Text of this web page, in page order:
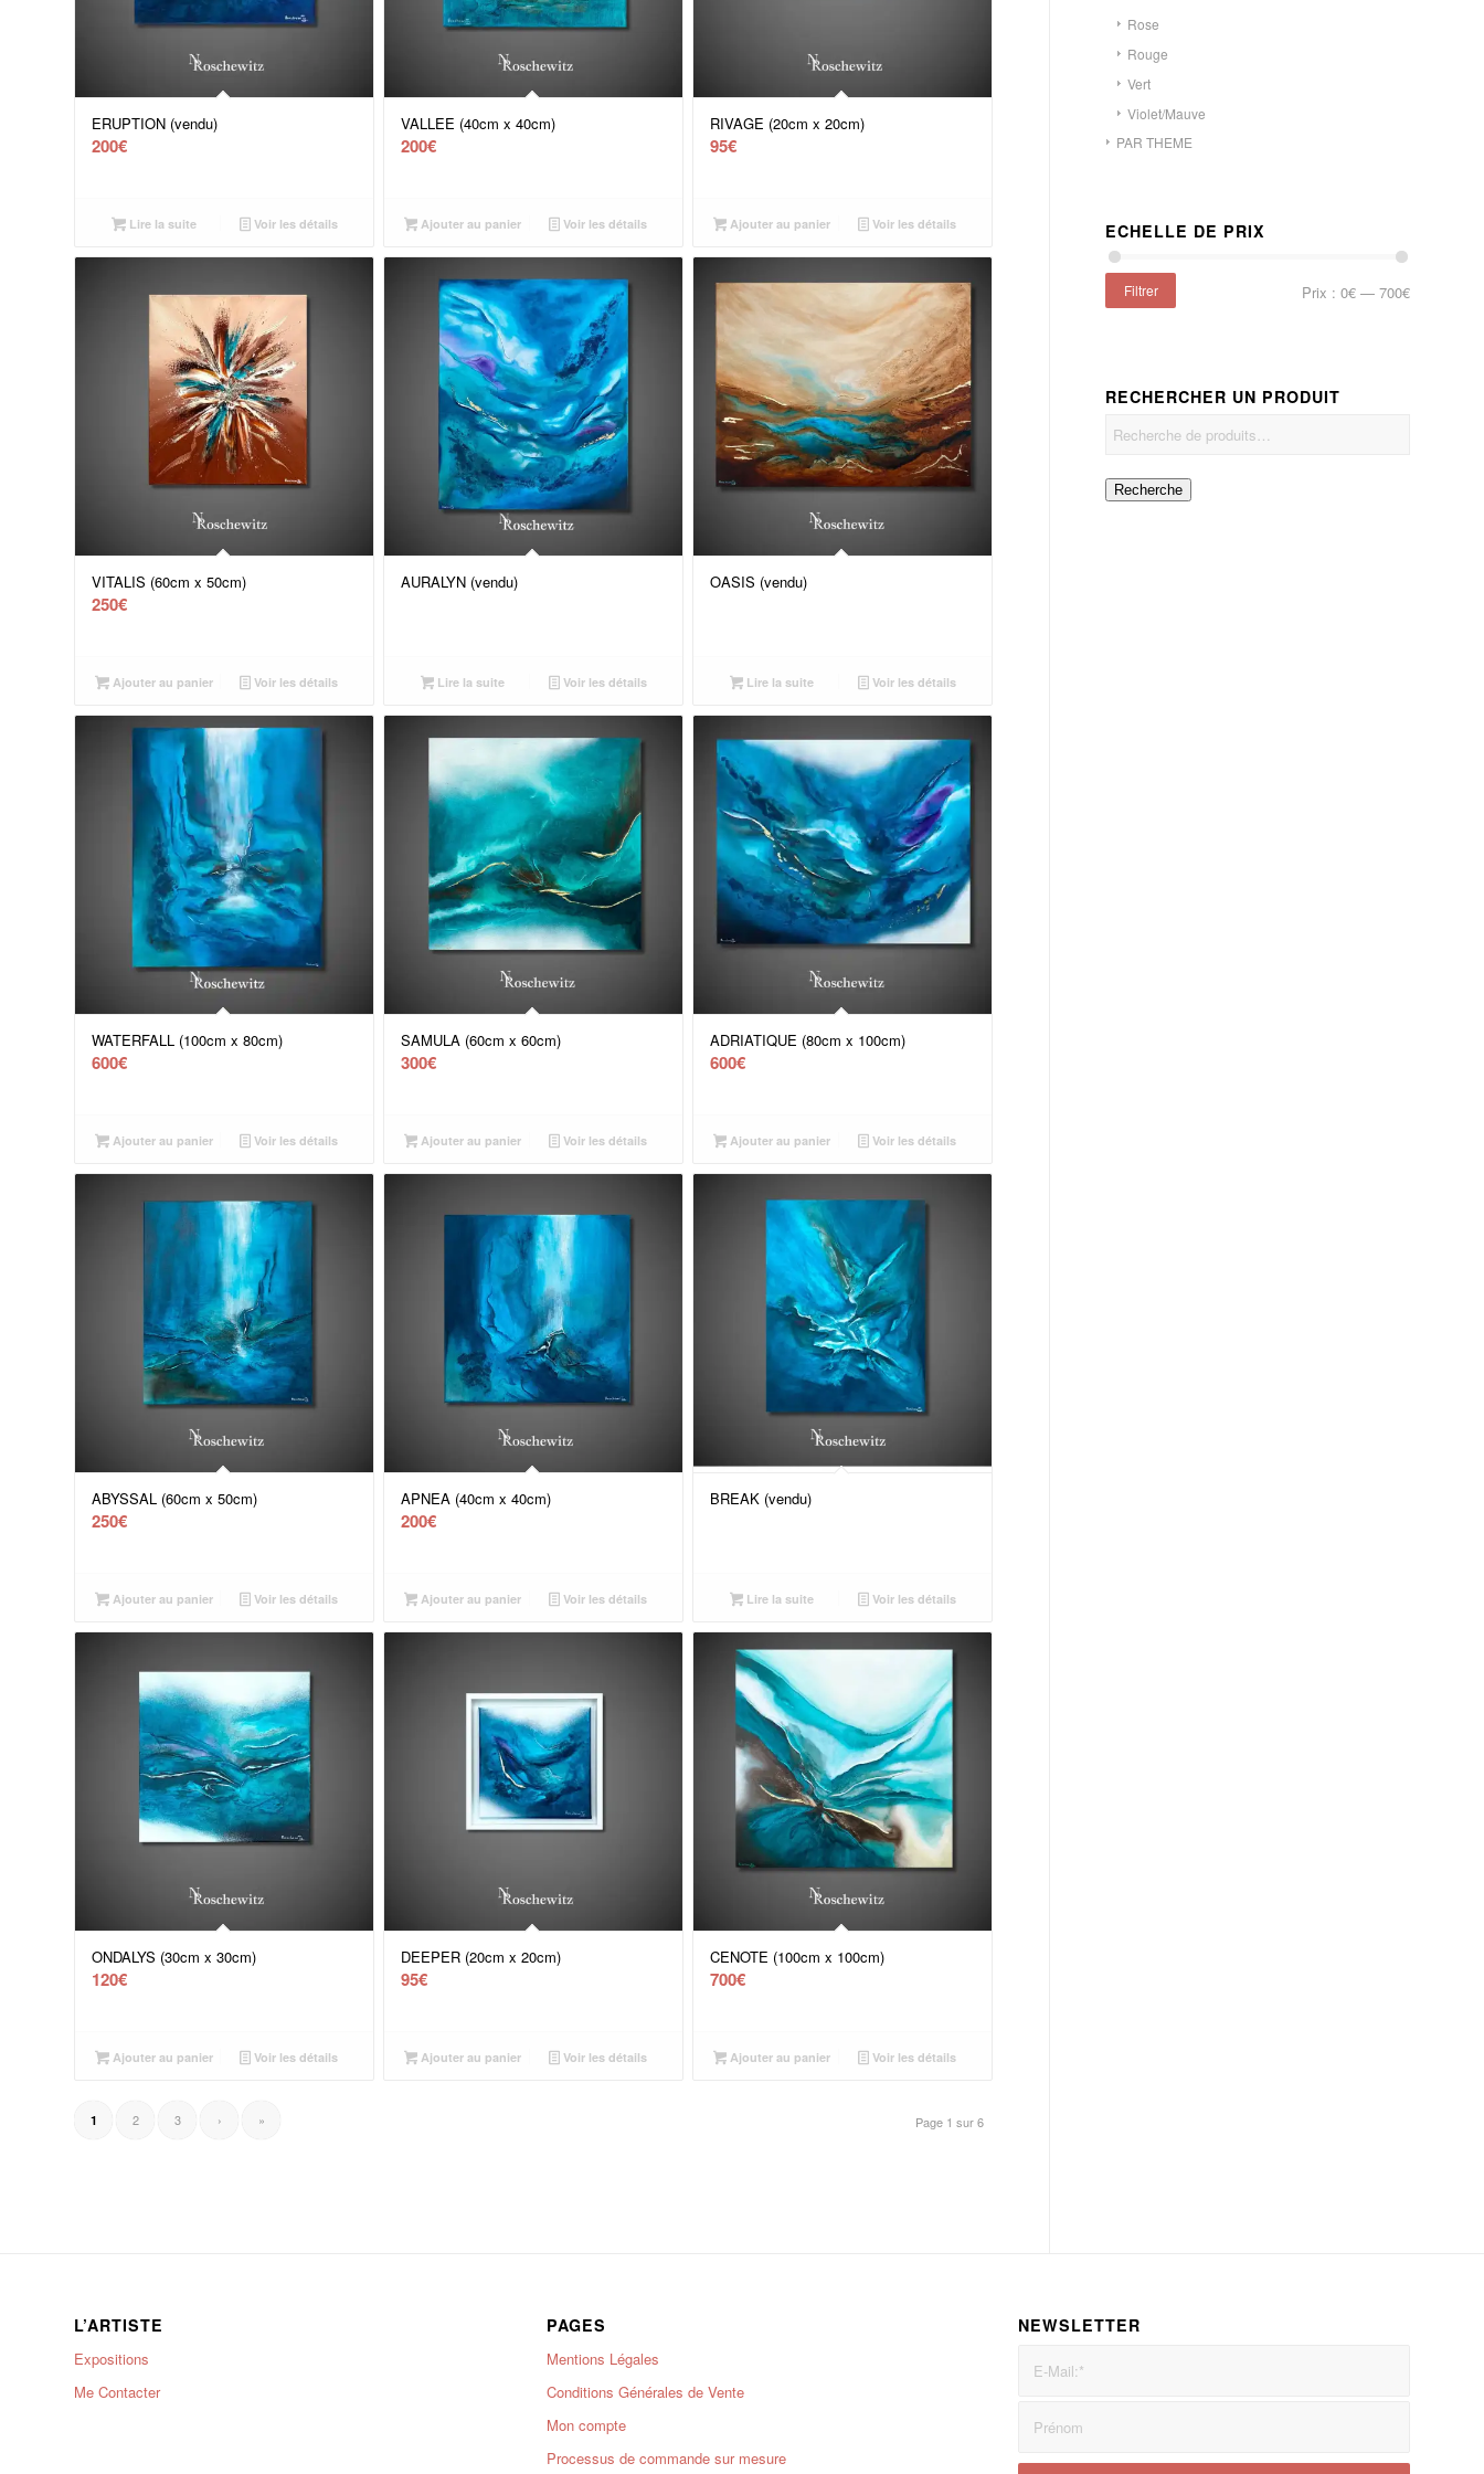
ERUPTION (vendu)
200€
Lire la suite Voir les détails
VALLEE (40cm x 40cm)
200€
Ajouter au panier Voir les détails
RIVAGE (20cm x 20cm)
95€
Ajouter au panier Voir les détails
VITALIS (60cm x 50cm)
250€
Ajouter au panier Voir les détails
AURALYN (vendu)
Lire la suite Voir les détails
OASIS (vendu)
Lire la suite Voir les détails
WATERFALL (100cm x 80cm)
600€
Ajouter au panier Voir les détails
SAMULA (60cm x 60cm)
300€
Ajouter au panier Voir les détails
ADRIATIQUE (80cm x 100cm)
600€
Ajouter au panier Voir les détails
ABYSSAL (60cm x 50cm)
250€
Ajouter au panier Voir les détails
APNEA (40cm x 40cm)
200€
Ajouter au panier Voir les détails
BREAK (vendu)
Lire la suite Voir les détails
ONDALYS (30cm x 30cm)
120€
Ajouter au panier Voir les détails
DEEPER (20cm x 20cm)
95€
Ajouter au panier Voir les détails
CENOTE (100cm x 100cm)
700€
Ajouter au panier Voir les détails
Page 1 sur 6
1 2 3 › »
Rose
Rouge
Vert
Violet/Mauve
PAR THEME
ECHELLE DE PRIX
Filtrer Prix : 0€ — 700€
RECHERCHER UN PRODUIT
Recherche
L’ARTISTE
Expositions
Me Contacter
PAGES
Mentions Légales
Conditions Générales de Vente
Mon compte
Processus de commande sur mesure
NEWSLETTER